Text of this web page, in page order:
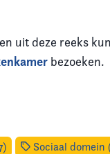
uit deze reeks
bezoeken.
Sociaal domein